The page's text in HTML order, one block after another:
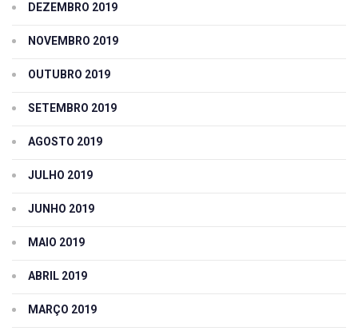
DEZEMBRO 2019
NOVEMBRO 2019
OUTUBRO 2019
SETEMBRO 2019
AGOSTO 2019
JULHO 2019
JUNHO 2019
MAIO 2019
ABRIL 2019
MARÇO 2019